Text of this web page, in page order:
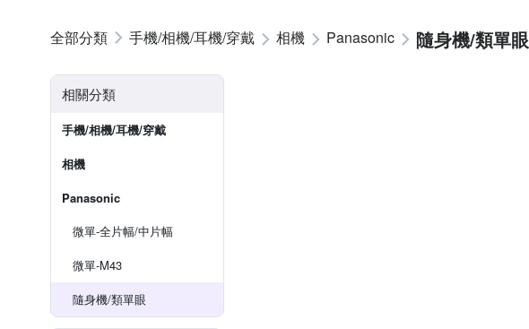
手機/相機/耳機/穿戴 相機 Panasonic 隨身機/類單眼
相關分類
手機/相機/耳機/穿戴
相機
Panasonic
微單-全片幅/中片幅
微單-M43
隨身機/類單眼